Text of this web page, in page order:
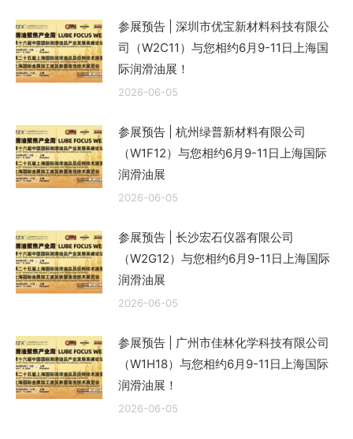
参展预告 | 深圳市优宝新材料科技有限公
司（W2C11）与您相约6月9-11日上海国
际润滑油展！
2026-06-05
参展预告 | 杭州绿普新材料有限公司
（W1F12）与您相约6月9-11日上海国际
润滑油展
2026-06-05
参展预告 | 长沙宏石仪器有限公司
（W2G12）与您相约6月9-11日上海国际
润滑油展
2026-06-05
参展预告 | 广州市佳林化学科技有限公司
（W1H18）与您相约6月9-11日上海国际
润滑油展！
2026-06-05